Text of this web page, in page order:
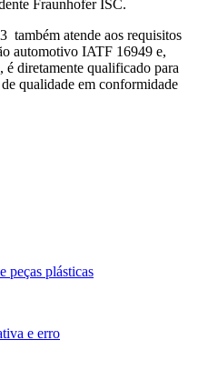
Fraunhofer ISC.
também atende aos requisitos
automotivo IATF 16949 e,
é diretamente qualificado para
qualidade em conformidade
peças plásticas
e erro